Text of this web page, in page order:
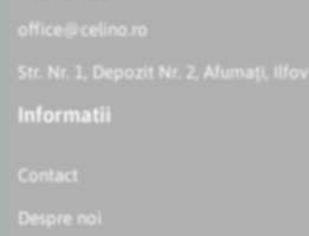
office@celino.ro
Str. Nr. 1, Depozit Nr. 2, Afumați, Ilfov
Informatii
Contact
Despre noi